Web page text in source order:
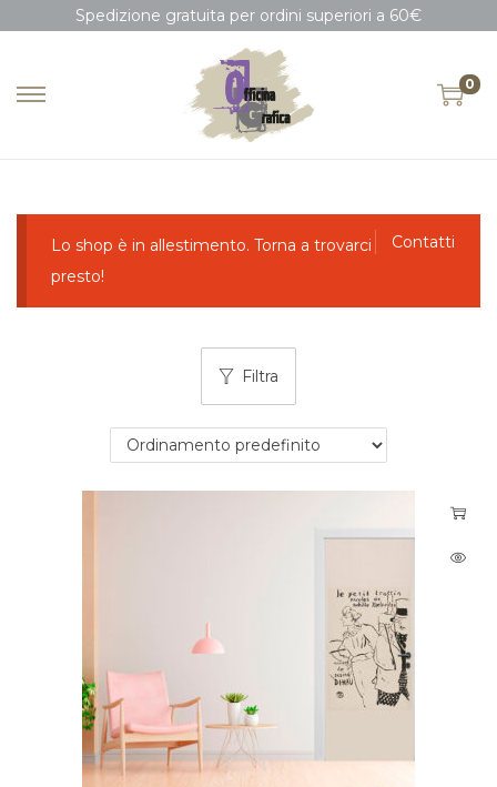
Spedizione gratuita per ordini superiori a 60€
0
Contatti
Lo shop è in allestimento. Torna a trovarci
presto!
Filtra